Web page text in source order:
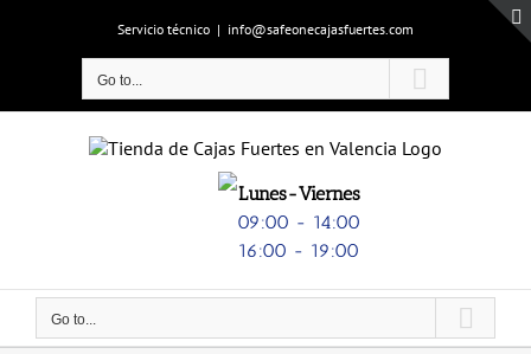
Servicio técnico | info@safeonecajasfuertes.com
Go to...
Lunes-Viernes
09:00 - 14:00
16:00 - 19:00
Go to...